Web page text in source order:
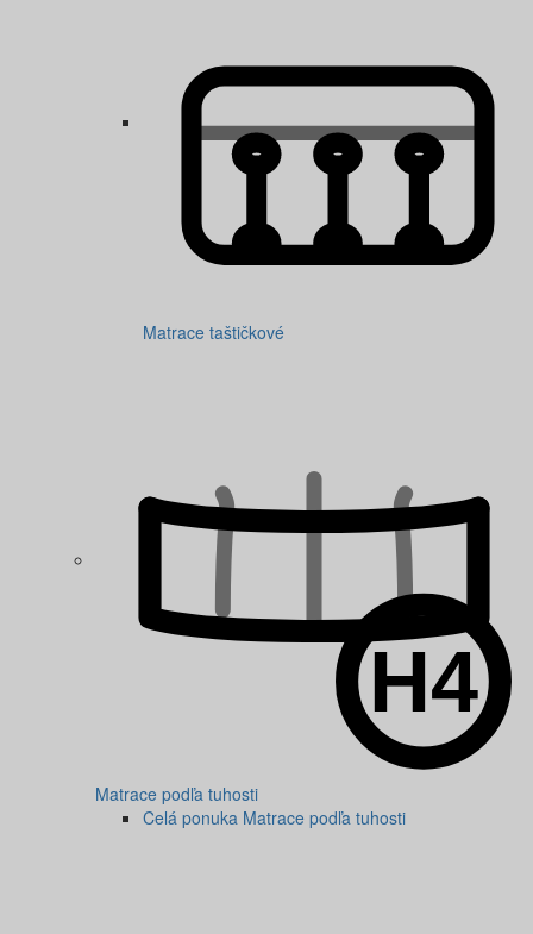
Matrace taštičkové
Matrace podľa tuhosti
Celá ponuka Matrace podľa tuhosti